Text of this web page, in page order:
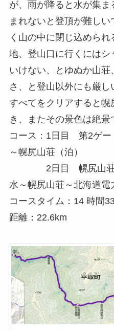
が、雨が降ると水が集
まれないと登頂が難し
く山の中に閉じ込めら
地、登山口に行くにはシ
いけない、とゆぬか山荘
さ、と登山以外にも厳
すべてをクリアすると
き、またその景色は絶景
コース：1日目 第2ゲー
～幌尻山荘（泊）
2日目 幌尻山荘～
水～幌尻山荘～北海道電
コースタイム：14 時間
距離：22.6km